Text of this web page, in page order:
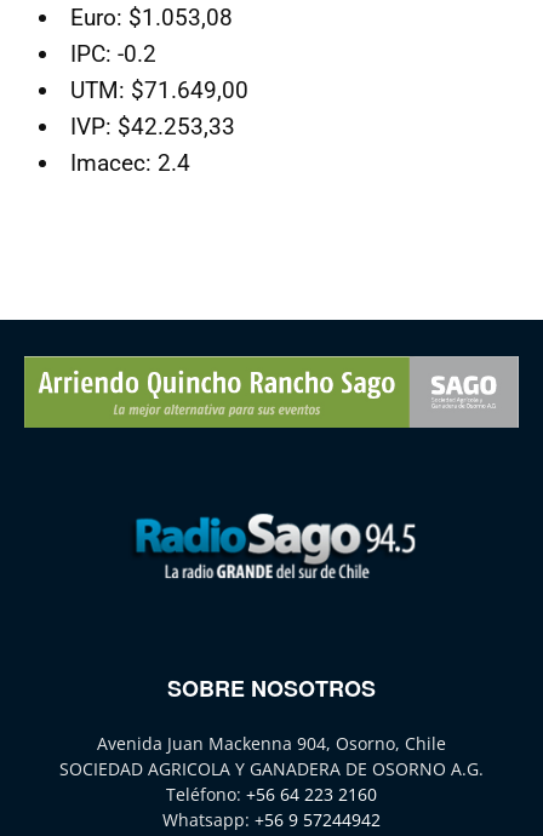
Euro: $1.053,08
IPC: -0.2
UTM: $71.649,00
IVP: $42.253,33
Imacec: 2.4
SOBRE NOSOTROS
Avenida Juan Mackenna 904, Osorno, Chile
SOCIEDAD AGRICOLA Y GANADERA DE OSORNO A.G.
Teléfono: +56 64 223 2160
Whatsapp: +56 9 57244942